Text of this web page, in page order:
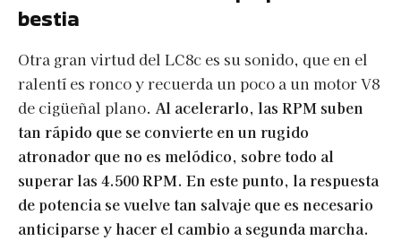
bestia
Otra gran virtud del LC8c es su sonido, que en el
ralentí es ronco y recuerda un poco a un motor V8
de cigüeñal plano. Al acelerarlo, las RPM suben
tan rápido que se convierte en un rugido
atronador que no es melódico, sobre todo al
superar las 4.500 RPM. En este punto, la respuesta
de potencia se vuelve tan salvaje que es necesario
anticiparse y hacer el cambio a segunda marcha.